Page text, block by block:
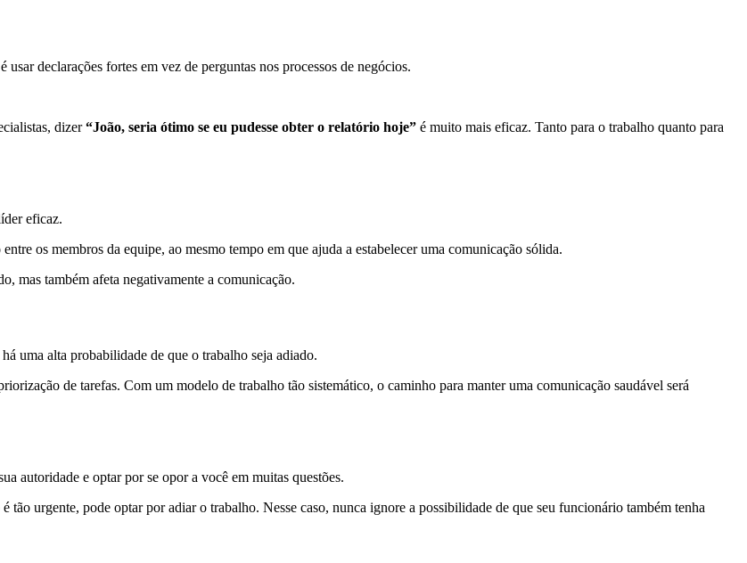
declarações fortes em vez de perguntas nos processos de negócios.
dizer“João, seria ótimo se eu pudesse obter o relatório hoje” é muito mais eficaz. Tanto para o trabalho quanto para
eficaz.
os membros da equipe, ao mesmo tempo em que ajuda a estabelecer uma comunicação sólida.
mas também afeta negativamente a comunicação.
uma alta probabilidade de que o trabalho seja adiado.
de tarefas. Com um modelo de trabalho tão sistemático, o caminho para manter uma comunicação saudável será
autoridade e optar por se opor a você em muitas questões.
urgente, pode optar por adiar o trabalho. Nesse caso, nunca ignore a possibilidade de que seu funcionário também tenha